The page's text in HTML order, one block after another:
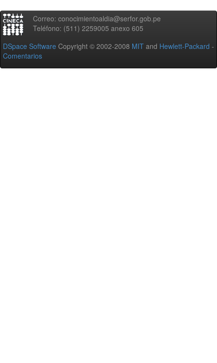
Correo: conocimientoaldia@serfor.gob.pe
Teléfono: (511) 2259005 anexo 605
DSpace Software Copyright © 2002-2008 MIT and Hewlett-Packard -
Comentarios